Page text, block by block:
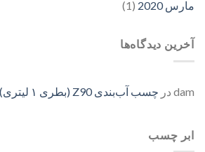
مارس 2020
(1)
آخرین دیدگاه‌ها
dam در چسب آب‌بندی Z90 (بطری ۱ لیتری)
ابر چسب